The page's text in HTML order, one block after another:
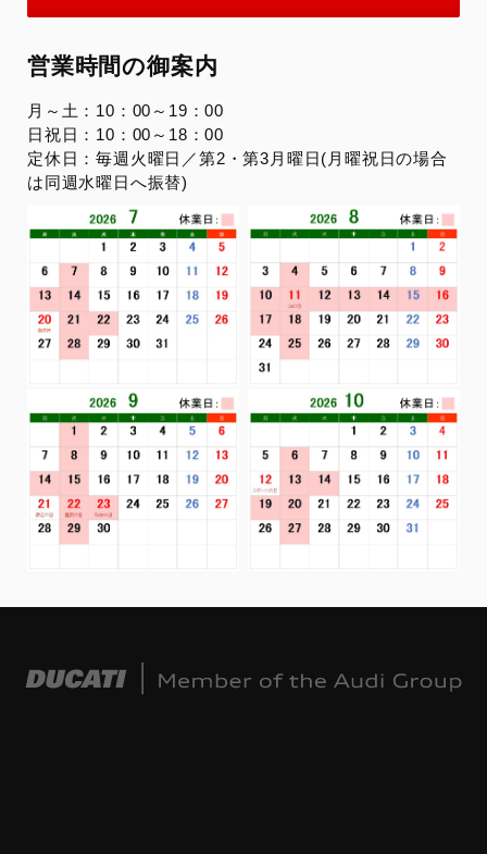
営業時間の御案内
月～土：10：00～19：00
日祝日：10：00～18：00
定休日：毎週火曜日／第2・第3月曜日(月曜祝日の場合
は同週水曜日へ振替)